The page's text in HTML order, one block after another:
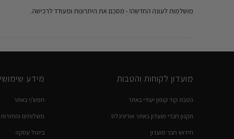
מושלמות לעונה החדשה! - מסכם את היתרונות ומעודד לרכישה.
מועדון לקוחות והטבות
הטבת קוד קופון יעודי באתר
תקנון חברי מועדון באתר אוריגינלס
חידוש חבר מועדון
מידע שימושי
חפש/י באתר
משלוחים והחזרות
ביטול עסקה